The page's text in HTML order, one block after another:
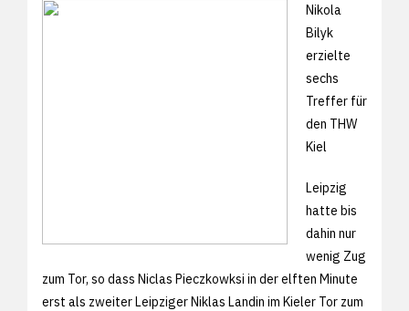
Nikola
Bilyk
erzielte
sechs
Treffer für
den THW
Kiel
Leipzig
hatte bis
dahin nur
wenig Zug
zum Tor, so dass Niclas Pieczkowksi in der elften Minute
erst als zweiter Leipziger Niklas Landin im Kieler Tor zum